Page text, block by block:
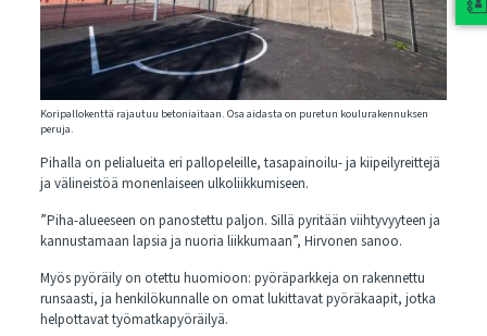
Koripallokenttä rajautuu betoniaitaan. Osa aidasta on puretun koulurakennuksen
peruja.
Pihalla on pelialueita eri pallopeleille, tasapainoilu- ja kiipeilyreittejä
ja välineistöä monenlaiseen ulkoliikkumiseen.
”Piha-alueeseen on panostettu paljon. Sillä pyritään viihtyvyyteen ja
kannustamaan lapsia ja nuoria liikkumaan”, Hirvonen sanoo.
Myös pyöräily on otettu huomioon: pyöräparkkeja on rakennettu
runsaasti, ja henkilökunnalle on omat lukittavat pyöräkaapit, jotka
helpottavat työmatkapyöräilyä.